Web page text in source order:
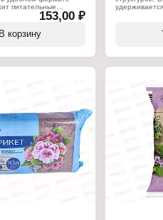
питательные
здорового роста и
и цветочных культур.
растворяется в 4
153,00 ₽
В корзину
снижает
Бренд:
подвесных
Объем: 10 л